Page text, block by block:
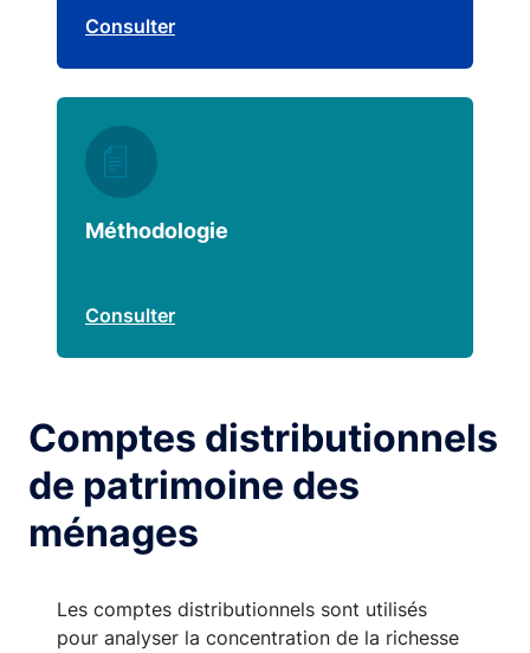
Consulter
Méthodologie
Consulter
Comptes distributionnels
de patrimoine des
ménages
Les comptes distributionnels sont utilisés
pour analyser la concentration de la richesse